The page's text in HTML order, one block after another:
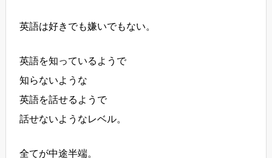
英語は好きでも嫌いでもない。
英語を知っているようで
知らないような
英語を話せるようで
話せないようなレベル。
全てが中途半端。